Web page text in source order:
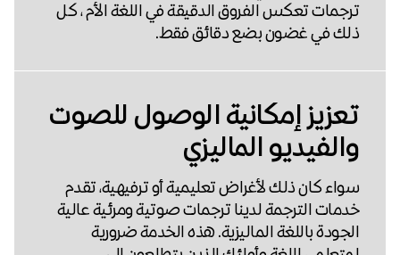
ترجمات تعكس الفروق الدقيقة في اللغة الأم ، كل
ذلك في غضون بضع دقائق فقط.
تعزيز إمكانية الوصول للصوت
والفيديو الماليزي
سواء كان ذلك لأغراض تعليمية أو ترفيهية، تقدم
خدمات الترجمة لدينا ترجمات صوتية ومرئية عالية
الجودة باللغة الماليزية. هذه الخدمة ضرورية